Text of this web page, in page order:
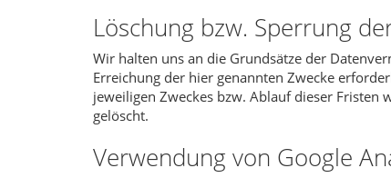
Löschung bzw. Sperrung
Wir halten uns an die Grundsätze der
Erreichung der hier genannten Zwecke
jeweiligen Zweckes bzw. Ablauf dieser
gelöscht.
Verwendung von Google